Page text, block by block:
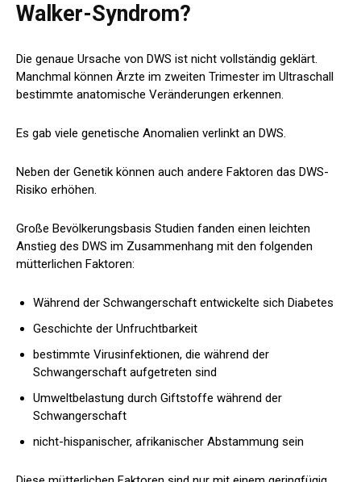
Walker-Syndrom?
Die genaue Ursache von DWS ist nicht vollständig geklärt.
Manchmal können Ärzte im zweiten Trimester im Ultraschall
bestimmte anatomische Veränderungen erkennen.
Es gab viele genetische Anomalien verlinkt an DWS.
Neben der Genetik können auch andere Faktoren das DWS-
Risiko erhöhen.
Große Bevölkerungsbasis Studien fanden einen leichten
Anstieg des DWS im Zusammenhang mit den folgenden
mütterlichen Faktoren:
Während der Schwangerschaft entwickelte sich Diabetes
Geschichte der Unfruchtbarkeit
bestimmte Virusinfektionen, die während der
Schwangerschaft aufgetreten sind
Umweltbelastung durch Giftstoffe während der
Schwangerschaft
nicht-hispanischer, afrikanischer Abstammung sein